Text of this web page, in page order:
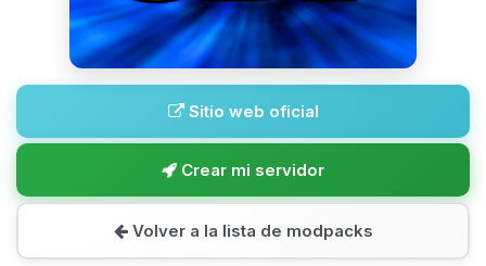
Sitio web oficial
Crear mi servidor
Volver a la lista de modpacks